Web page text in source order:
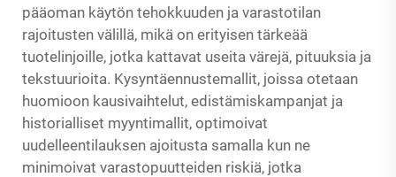
pääoman käytön tehokkuuden ja varastotilan
rajoitusten välillä, mikä on erityisen tärkeää
tuotelinjoille, jotka kattavat useita värejä, pituuksia ja
tekstuurioita. Kysyntäennustemallit, joissa otetaan
huomioon kausivaihtelut, edistämiskampanjat ja
historialliset myyntimallit, optimoivat
uudelleentilauksen ajoitusta samalla kun ne
minimoivat varastopuutteiden riskiä, jotka